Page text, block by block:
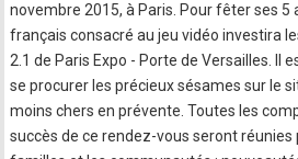
novembre 2015, à Paris. Pour fêter ses 5
français consacré au jeu vidéo investira
2.1 de Paris Expo - Porte de Versailles. Il
se procurer les précieux sésames sur le
moins chers en prévente. Toutes les
succès de ce rendez-vous seront réunies